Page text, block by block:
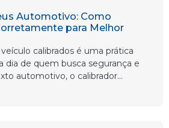
Automotivo: Como
para Melhor
calibrados é uma prática
dia de quem busca segurança e
automotivo, o calibrador...